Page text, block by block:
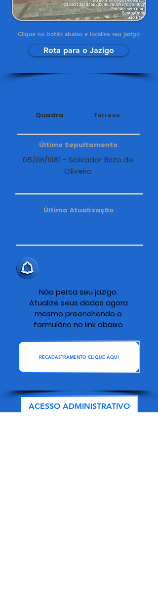
Clique no botão abaixo e localize seu jazigo
Rota para o Jazigo
Quadra Terreno
Último Sepultamento
05/06/1981 - Salvador Brizo de
Oliveiro
Última Atualização
Não perca seu jazigo.
Atualize seus dados agora
mesmo preenchendo o
formulário no link abaixo
RECADASTRAMENTO CLIQUE AQUI
ACESSO ADMINISTRATIVO